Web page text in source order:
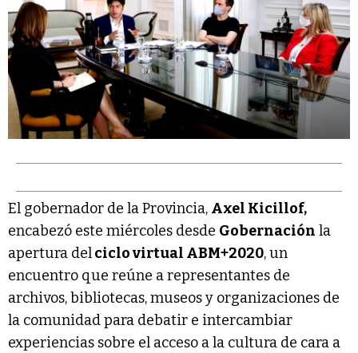
El gobernador de la Provincia, Axel Kicillof,
encabezó este miércoles desde Gobernación la
apertura delciclo virtual ABM+2020, un
encuentro que reúne a representantes de
archivos, bibliotecas, museos y organizaciones de
la comunidad para debatir e intercambiar
experiencias sobre el acceso a la cultura de cara a